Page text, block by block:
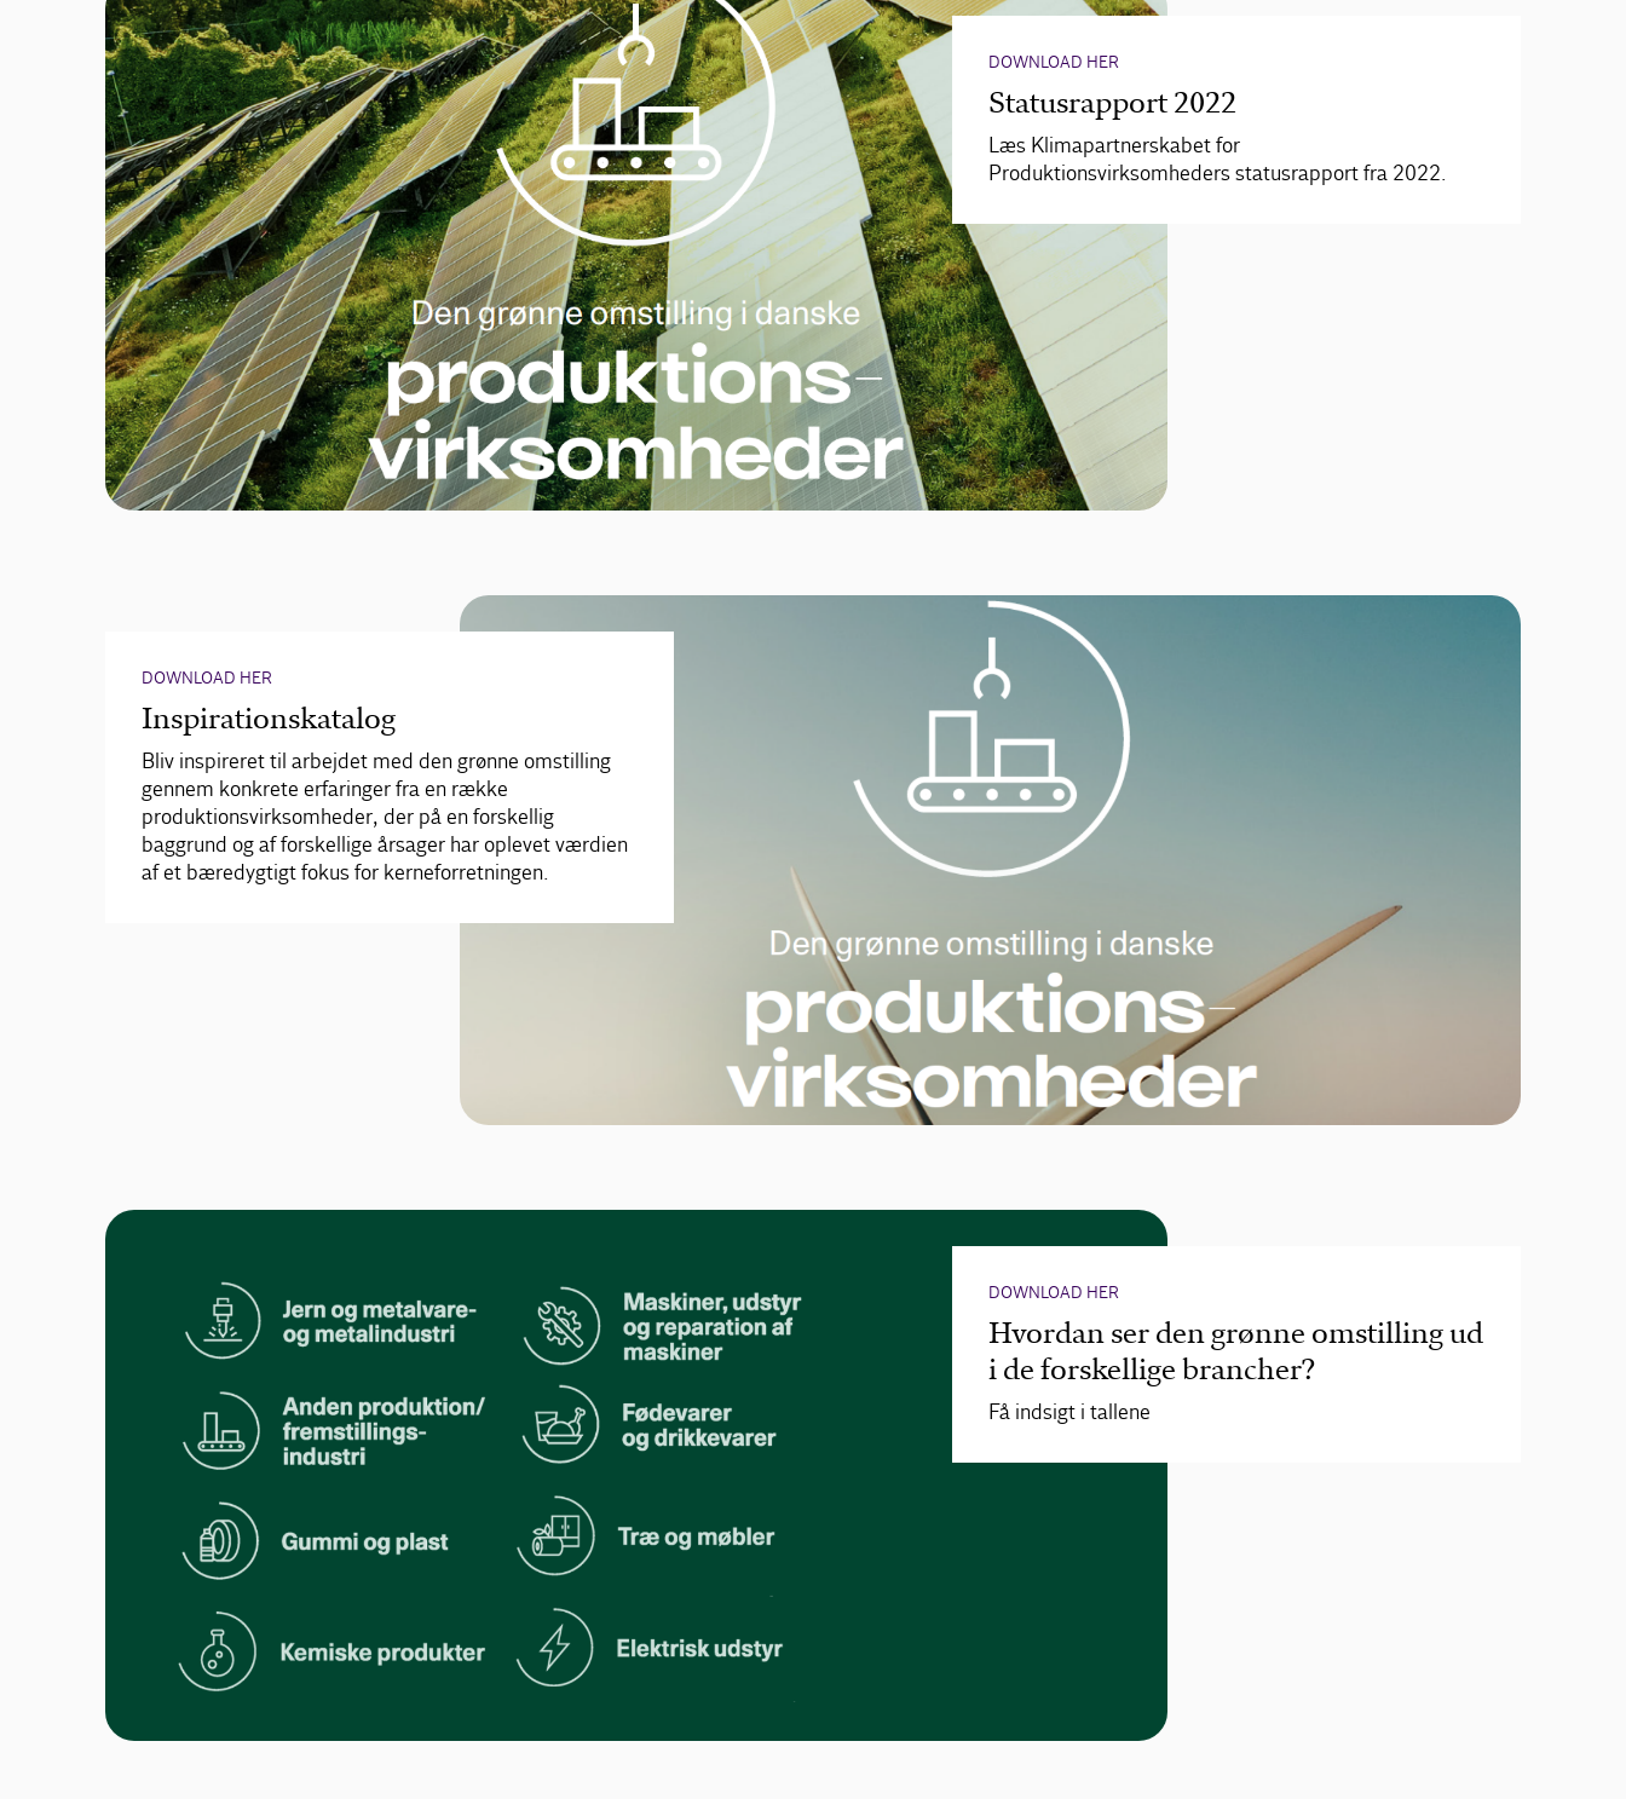
DOWNLOAD HER
Statusrapport 2022
Læs Klimapartnerskabet for
Produktionsvirksomheders statusrapport fra 2022.
DOWNLOAD HER
Inspirationskatalog
Bliv inspireret til arbejdet med den grønne omstilling
gennem konkrete erfaringer fra en række
produktionsvirksomheder, der på en forskellig
baggrund og af forskellige årsager har oplevet værdien
af et bæredygtigt fokus for kerneforretningen.
DOWNLOAD HER
Hvordan ser den grønne omstilling ud
i de forskellige brancher?
Få indsigt i tallene